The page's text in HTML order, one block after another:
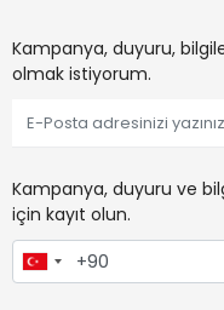
Kampanya, duyuru,
olmak istiyorum.
Kampanya, duyuru ve
için kayıt olun.